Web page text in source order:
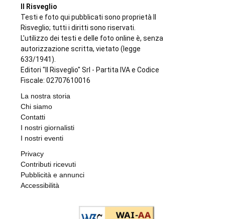
Il Risveglio
Testi e foto qui pubblicati sono proprietà Il
Risveglio; tutti i diritti sono riservati.
L'utilizzo dei testi e delle foto online è, senza
autorizzazione scritta, vietato (legge
633/1941).
Editori "Il Risveglio" Srl - Partita IVA e Codice
Fiscale: 02707610016
La nostra storia
Chi siamo
Contatti
I nostri giornalisti
I nostri eventi
Privacy
Contributi ricevuti
Pubblicità e annunci
Accessibilità